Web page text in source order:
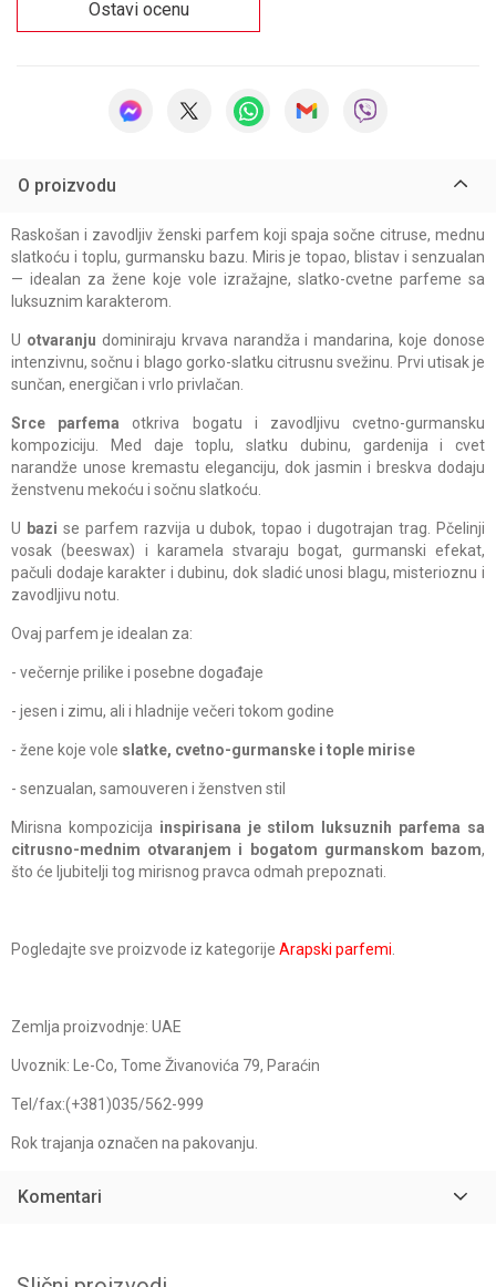
Ostavi ocenu
O proizvodu
Raskošan i zavodljiv ženski parfem koji spaja sočne citruse, mednu
slatkoću i toplu, gurmansku bazu. Miris je topao, blistav i senzualan
— idealan za žene koje vole izražajne, slatko-cvetne parfeme sa
luksuznim karakterom.
U otvaranju dominiraju krvava narandža i mandarina, koje donose
intenzivnu, sočnu i blago gorko-slatku citrusnu svežinu. Prvi utisak je
sunčan, energičan i vrlo privlačan.
Srce parfema otkriva bogatu i zavodljivu cvetno-gurmansku
kompoziciju. Med daje toplu, slatku dubinu, gardenija i cvet
narandže unose kremastu eleganciju, dok jasmin i breskva dodaju
ženstvenu mekoću i sočnu slatkoću.
U bazi se parfem razvija u dubok, topao i dugotrajan trag. Pčelinji
vosak (beeswax) i karamela stvaraju bogat, gurmanski efekat,
pačuli dodaje karakter i dubinu, dok sladić unosi blagu, misterioznu i
zavodljivu notu.
Ovaj parfem je idealan za:
- večernje prilike i posebne događaje
- jesen i zimu, ali i hladnije večeri tokom godine
- žene koje vole slatke, cvetno-gurmanske i tople mirise
- senzualan, samouveren i ženstven stil
Mirisna kompozicija inspirisana je stilom luksuznih parfema sa
citrusno-mednim otvaranjem i bogatom gurmanskom bazom,
što će ljubitelji tog mirisnog pravca odmah prepoznati.
Pogledajte sve proizvode iz kategorije Arapski parfemi.
Zemlja proizvodnje: UAE
Uvoznik: Le-Co, Tome Živanovića 79, Paraćin
Tel/fax:(+381)035/562-999
Rok trajanja označen na pakovanju.
Komentari